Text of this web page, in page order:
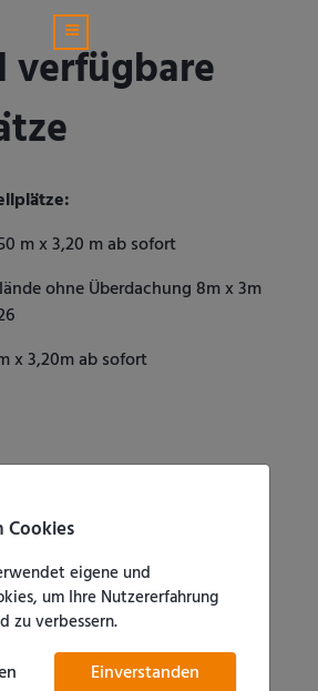
m x 3,20 m ab sofort
ohne Überdachung 8m x 3m
x 3,20m ab sofort
x 3m
x 3,20meigene und
um Ihre Nutzererfahrung
zu verbessern.
Einverstanden